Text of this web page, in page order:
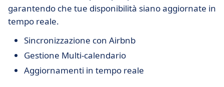
garantendo che tue disponibilità siano aggiornate in
tempo reale.
Sincronizzazione con Airbnb
Gestione Multi-calendario
Aggiornamenti in tempo reale